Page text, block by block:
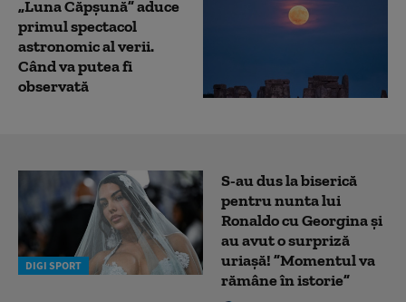
„Luna Căpșună” aduce
primul spectacol
astronomic al verii.
Când va putea fi
observată
DIGI SPORT
S-au dus la biserică
pentru nunta lui
Ronaldo cu Georgina și
au avut o surpriză
uriașă! ”Momentul va
rămâne în istorie”